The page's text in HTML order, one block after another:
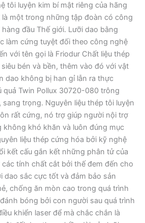
tôi luyện kim bí mật riêng của hãng
là một trong những tập đoàn có công
đầu Thế giới. Lưỡi dao bằng
làm cứng tuyệt đối theo công nghệ
với tên gọi là Friodur Chất liệu thép
bén và bền, thêm vào đó với vật
dao không bị han gỉ lẫn ra thực
quả Twin Pollux 30720-080 trông
sang trọng. Nguyên liệu thép tôi luyện
rất cứng, nó trợ giúp người nội trợ
khó khăn và luôn đúng mục
liệu thép cứng hóa bởi kỹ nghệ
kết cấu gắn kết những phân tử của
tính chất cắt bởi thế đem đến cho
dao sắc cực tốt và đảm bảo sản
chống ăn mòn cao trong quá trình
bóng bởi con người sau quá trình
khiển laser để mà chắc chắn là